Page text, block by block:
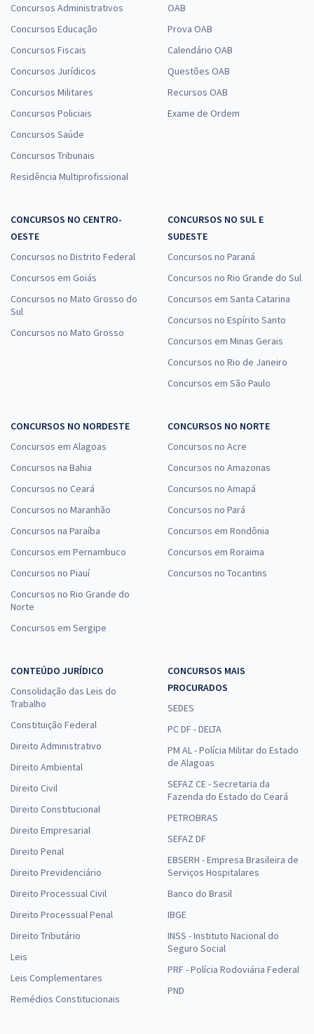
Concursos Administrativos
Concursos Educação
Concursos Fiscais
Concursos Jurídicos
Concursos Militares
Concursos Policiais
Concursos Saúde
Concursos Tribunais
Residência Multiprofissional
OAB
Prova OAB
Calendário OAB
Questões OAB
Recursos OAB
Exame de Ordem
CONCURSOS NO CENTRO-
OESTE
Concursos no Distrito Federal
Concursos em Goiás
Concursos no Mato Grosso do
Sul
Concursos no Mato Grosso
CONCURSOS NO SUL E
SUDESTE
Concursos no Paraná
Concursos no Rio Grande do Sul
Concursos em Santa Catarina
Concursos no Espírito Santo
Concursos em Minas Gerais
Concursos no Rio de Janeiro
Concursos em São Paulo
CONCURSOS NO NORDESTE
Concursos em Alagoas
Concursos na Bahia
Concursos no Ceará
Concursos no Maranhão
Concursos na Paraíba
Concursos em Pernambuco
Concursos no Piauí
Concursos no Rio Grande do
Norte
Concursos em Sergipe
CONCURSOS NO NORTE
Concursos no Acre
Concursos no Amazonas
Concursos no Amapá
Concursos no Pará
Concursos em Rondônia
Concursos em Roraima
Concursos no Tocantins
CONTEÚDO JURÍDICO
Consolidação das Leis do
Trabalho
Constituição Federal
Direito Administrativo
Direito Ambiental
Direito Civil
Direito Constitucional
Direito Empresarial
Direito Penal
Direito Previdenciário
Direito Processual Civil
Direito Processual Penal
Direito Tributário
Leis
Leis Complementares
Remédios Constitucionais
CONCURSOS MAIS
PROCURADOS
SEDES
PC DF - DELTA
PM AL - Polícia Militar do Estado
de Alagoas
SEFAZ CE - Secretaria da
Fazenda do Estado do Ceará
PETROBRAS
SEFAZ DF
EBSERH - Empresa Brasileira de
Serviços Hospitalares
Banco do Brasil
IBGE
INSS - Instituto Nacional do
Seguro Social
PRF - Polícia Rodoviária Federal
PND